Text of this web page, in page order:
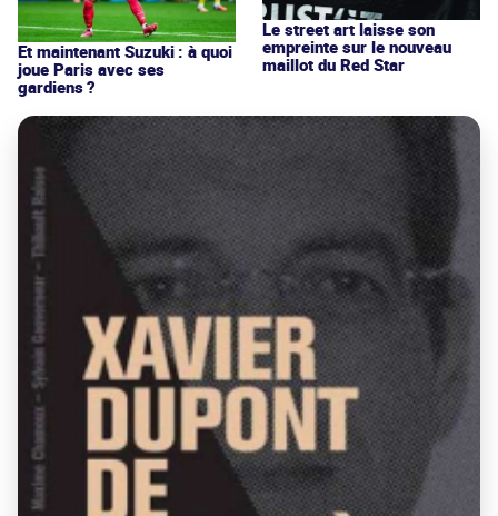
Et maintenant Suzuki : à quoi
joue Paris avec ses
gardiens ?
Le street art laisse son
empreinte sur le nouveau
maillot du Red Star